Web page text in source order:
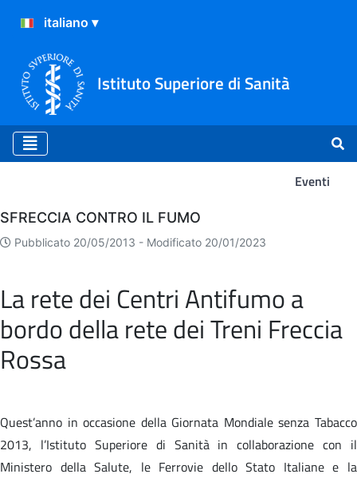
Istituto Superiore di Sanità
Eventi
Eventi
SFRECCIA CONTRO IL FUMO
Pubblicato 20/05/2013 - Modificato 20/01/2023
La rete dei Centri Antifumo a
bordo della rete dei Treni Freccia
Rossa
Quest’anno in occasione della Giornata Mondiale senza Tabacco
2013, l’Istituto Superiore di Sanità in collaborazione con il
Ministero della Salute, le Ferrovie dello Stato Italiane e la